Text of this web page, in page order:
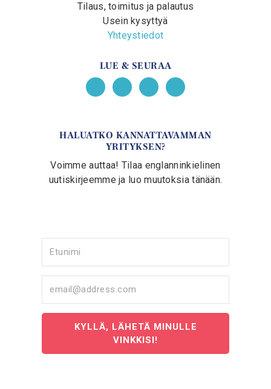
Tilaus, toimitus ja palautus
Usein kysyttyä
Yhteystiedot
LUE & SEURAA
HALUATKO KANNATTAVAMMAN
YRITYKSEN?
Voimme auttaa! Tilaa englanninkielinen
uutiskirjeemme ja luo muutoksia tänään.
KYLLÄ, LÄHETÄ MINULLE
VINKKISI!